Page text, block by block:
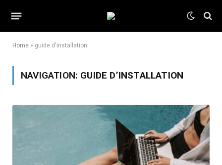
Home » guide d'installation
NAVIGATION: GUIDE D’INSTALLATION